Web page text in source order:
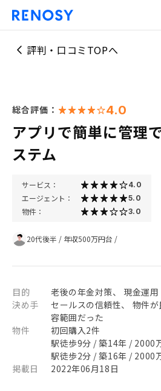
評判・口コミTOPへ
総合評価： 4.0
アプリで簡単に管理
ステム
サービス： 4.0
エージェント： 5.0
物件： 3.0
20代後半 / 年収500万円台 /
目的
老後の年金対策、 現金運用
決め手
セールスの信頼性、 物件
容範囲だった
物件
初回購入2件
駅徒歩9分 / 築14年 / 2000
駅徒歩2分 / 築16年 / 2000
掲載日
2022年06月18日